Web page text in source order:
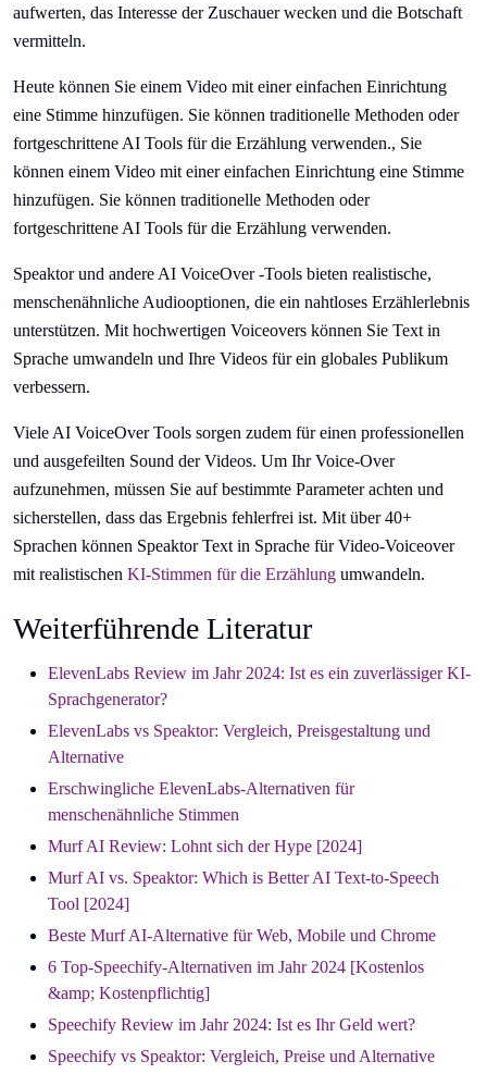
aufwerten, das Interesse der Zuschauer wecken und die Botschaft
vermitteln.
Heute können Sie einem Video mit einer einfachen Einrichtung
eine Stimme hinzufügen. Sie können traditionelle Methoden oder
fortgeschrittene AI Tools für die Erzählung verwenden., Sie
können einem Video mit einer einfachen Einrichtung eine Stimme
hinzufügen. Sie können traditionelle Methoden oder
fortgeschrittene AI Tools für die Erzählung verwenden.
Speaktor und andere AI VoiceOver -Tools bieten realistische,
menschenähnliche Audiooptionen, die ein nahtloses Erzählerlebnis
unterstützen. Mit hochwertigen Voiceovers können Sie Text in
Sprache umwandeln und Ihre Videos für ein globales Publikum
verbessern.
Viele AI VoiceOver Tools sorgen zudem für einen professionellen
und ausgefeilten Sound der Videos. Um Ihr Voice-Over
aufzunehmen, müssen Sie auf bestimmte Parameter achten und
sicherstellen, dass das Ergebnis fehlerfrei ist. Mit über 40+
Sprachen können Speaktor Text in Sprache für Video-Voiceover
mit realistischen KI-Stimmen für die Erzählung umwandeln.
Weiterführende Literatur
ElevenLabs Review im Jahr 2024: Ist es ein zuverlässiger KI-
Sprachgenerator?
ElevenLabs vs Speaktor: Vergleich, Preisgestaltung und
Alternative
Erschwingliche ElevenLabs-Alternativen für
menschenähnliche Stimmen
Murf AI Review: Lohnt sich der Hype [2024]
Murf AI vs. Speaktor: Which is Better AI Text-to-Speech
Tool [2024]
Beste Murf AI-Alternative für Web, Mobile und Chrome
6 Top-Speechify-Alternativen im Jahr 2024 [Kostenlos
&amp; Kostenpflichtig]
Speechify Review im Jahr 2024: Ist es Ihr Geld wert?
Speechify vs Speaktor: Vergleich, Preise und Alternative